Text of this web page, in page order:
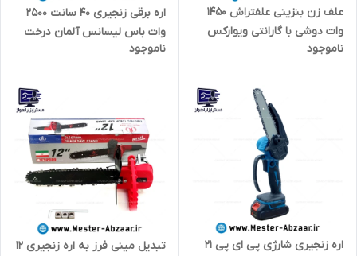
علف زن بنزینی علفتراش 1450
وات دوشی با گارانتی ویوارکس
زن ، حاشیه زن ، علف تراش ،
ناموجود
اره برقی زنجیری 40 سانت 2500
وات باس لیسانس آلمان درخت
405MM
ناموجود
اره زنجیری شارژی پی ای پی 21
تبدیل مینی فرز به اره زنجیری 12